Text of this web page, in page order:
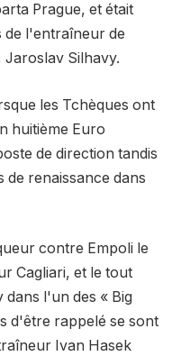
Prague, et était
de l'entraîneur de
Silhavy.
les Tchèques ont
huitième Euro
de direction tandis
de renaissance dans
contre Empoli le
Cagliari, et le tout
l'un des « Big
d'être rappelé se sont
Ivan Hasek